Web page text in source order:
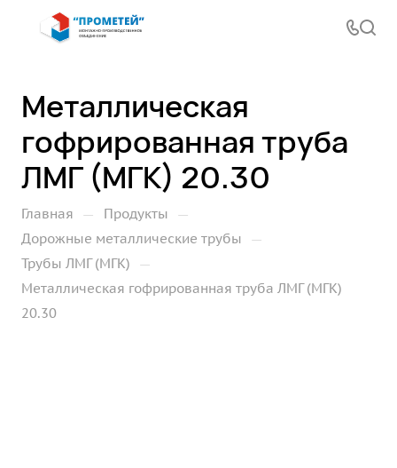
Металлическая
гофрированная труба
ЛМГ (МГК) 20.30
Главная — Продукты —
Дорожные металлические трубы —
Трубы ЛМГ (МГК) —
Металлическая гофрированная труба ЛМГ (МГК)
20.30